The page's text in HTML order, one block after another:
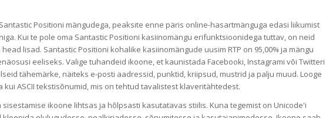
Positioni mängudega, peaksite enne päris online-hasartmänguga edasi liikumist
Kui te pole oma Santastic Positioni kasiinomängu erifunktsioonidega tuttav, on neid
lisad. Santastic Positioni kohalike kasiinomängude uusim RTP on 95,00% ja mängu
eeliseks. Valige tuhandeid ikoone, et kaunistada Facebooki, Instagrami või Twitteri
tähemärke, näiteks e-posti aadressid, punktid, kriipsud, mustrid ja palju muud. Looge
ASCII tekstisõnumid, mis on tehtud tavalistest klaveritähtedest.
ikoone lihtsas ja hõlpsasti kasutatavas stiilis. Kuna tegemist on Unicode'i